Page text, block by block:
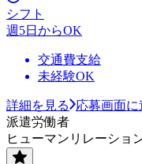
シフト
週5日からOK
交通費支給
未経験OK
詳細を見る
応募画面に
派遣労働者
ヒューマンリレーショ